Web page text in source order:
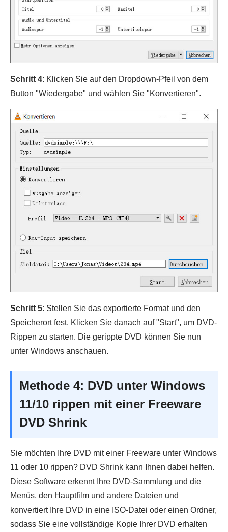
Schritt 4: Klicken Sie auf den Dropdown-Pfeil von dem
Button "Wiedergabe" und wählen Sie "Konvertieren".
Schritt 5: Stellen Sie das exportierte Format und den
Speicherort fest. Klicken Sie danach auf "Start", um DVD-
Rippen zu starten. Die gerippte DVD können Sie nun
unter Windows anschauen.
Methode 4: DVD unter Windows
11/10 rippen mit einer Freeware
DVD Shrink
Sie möchten Ihre DVD mit einer Freeware unter Windows
11 oder 10 rippen? DVD Shrink kann Ihnen dabei helfen.
Diese Software erkennt Ihre DVD-Sammlung und die
Menüs, den Hauptfilm und andere Dateien und
konvertiert Ihre DVD in eine ISO-Datei oder einen Ordner,
sodass Sie eine vollständige Kopie Ihrer DVD erhalten